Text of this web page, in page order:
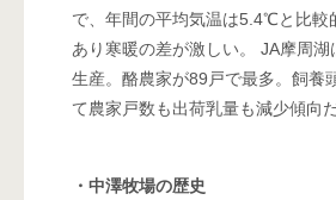
で、年間の平均気温は5.4℃と比
あり寒暖の差が激しい。 JA摩周
生産。酪農家が89戸で最多。飼養
て農家戸数も出荷乳量も減少傾向だ
・中澤牧場の歴史